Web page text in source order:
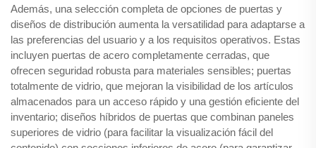
Además, una selección completa de opciones de puertas y
diseños de distribución aumenta la versatilidad para adaptarse a
las preferencias del usuario y a los requisitos operativos. Estas
incluyen puertas de acero completamente cerradas, que
ofrecen seguridad robusta para materiales sensibles; puertas
totalmente de vidrio, que mejoran la visibilidad de los artículos
almacenados para un acceso rápido y una gestión eficiente del
inventario; diseños híbridos de puertas que combinan paneles
superiores de vidrio (para facilitar la visualización fácil del